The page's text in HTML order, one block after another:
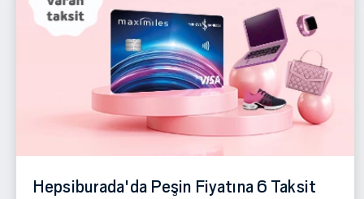
Hepsiburada'da Peşin Fiyatına 6 Taksit